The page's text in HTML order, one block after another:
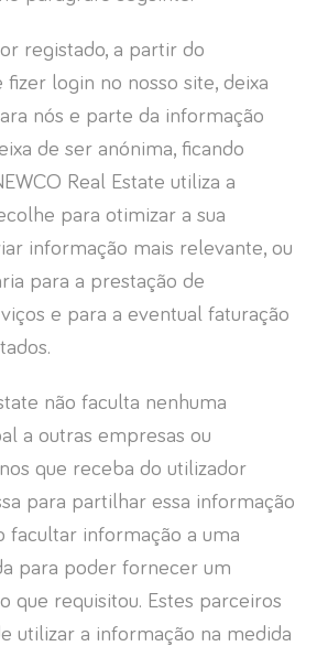
registado, a partir do
login no nosso site, deixa
nós e parte da informação
de ser anónima, ficando
Real Estate utiliza a
para otimizar a sua
informação mais relevante, ou
para a prestação de
e para a eventual faturação
não faculta nenhuma
a outras empresas ou
que receba do utilizador
para partilhar essa informação
facultar informação a uma
para poder fornecer um
que requisitou. Estes parceiros
utilizar a informação na medida